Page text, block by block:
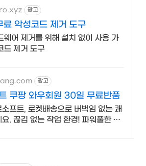
광고
료 악성코드 제거 도구
웨어 제거를 위해 설치 없이 사용 가
드 제거 도구
광고
쿠팡 와우회원 30일 무료반품
프트, 로켓배송으로 버벅임 없는 쾌
. 끊김 없는 작업 환경! 파워풀한 노